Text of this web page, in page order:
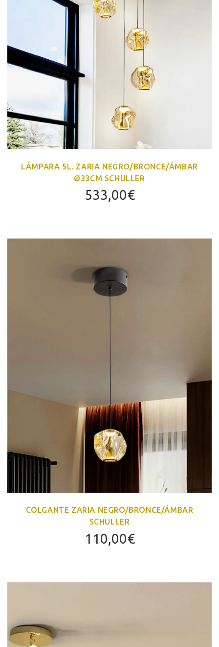
LÁMPARA 5L. ZARIA NEGRO/BRONCE/ÁMBAR
Ø33CM SCHULLER
533,00€
COLGANTE ZARIA NEGRO/BRONCE/ÁMBAR
SCHULLER
110,00€